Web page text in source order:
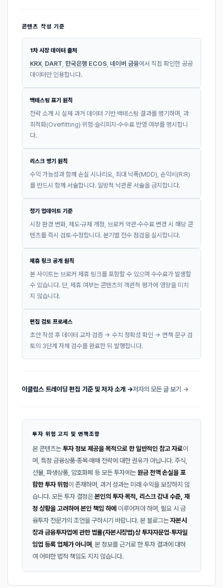
콘텐츠 작성 기준
1차 시장 데이터 출처
KRX DART 한국은행 ECOS 네이버 금융에서 직접 확인한 공공
데이터만 인용합니다.
백테스팅 표기 원칙
전략 소개 시 실제 과거 데이터 기반 백테스팅 결과를 병기하며, 과
최적화(Overfitting) 위험·슬리피지·수수료 반영 여부를 명시합니
다.
리스크 병기 원칙
수익 가능성과 함께 손실 시나리오, 최대 낙폭(MDD), 손익비(R:R)
를 반드시 함께 서술합니다. 일방적 낙관론 서술을 금지합니다.
정기 업데이트 기준
시장 환경 변화, 제도·규제 개정, 브로커 약관·수수료 변경 시 해당 콘
텐츠를 즉시 검토·수정합니다. 분기별 전수 점검을 실시합니다.
제휴 링크 공개 원칙
본 사이트는 브로커 제휴 링크를 포함할 수 있으며 수수료가 발생할
수 있습니다. 단, 제휴 여부는 콘텐츠의 객관적 평가에 영향을 미치
지 않습니다.
편집 검토 프로세스
초안 작성 후 데이터 교차 검증 → 수치 정확성 확인 → 면책 문구 검
토의 3단계 자체 검수를 완료한 뒤 발행합니다.
이클립스 트레이딩 편집 기준 및 저자 소개 →저자의 모든 글 보기 →
투자 위험 고지 및 면책조항
본 콘텐츠는 투자 정보 제공을 목적으로 한 일반적인 참고 자료이
며, 특정 금융상품·종목·매매 전략에 대한 권유가 아닙니다. 주식,
선물, 파생상품, 암호화폐 등 모든 투자에는 원금 전액 손실을 포
함한 투자 위험이 존재하며, 과거 성과는 미래 수익을 보장하지 않
습니다. 모든 투자 결정은본인의 투자 목적, 리스크 감내 수준, 재
정 상황을 고려하여 본인 책임 하에 이루어져야 하며, 필요 시 금
융투자 전문가의 조언을 구하시기 바랍니다. 본 블로그는 자본시
장과 금융투자업에 관한 법률(자본시장법)상 투자자문업·투자일
임업 등록 업체가 아니며 , 본 정보를 근거로 한 투자 결과에 대하
여 어떠한 법적 책임도 지지 않습니다.